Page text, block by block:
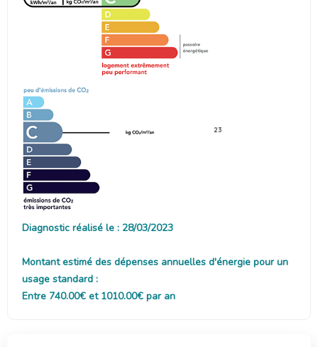
23
Diagnostic réalisé le : 28/03/2023
Montant estimé des dépenses annuelles d'énergie pour un
usage standard :
Entre 740.00€ et 1010.00€ par an